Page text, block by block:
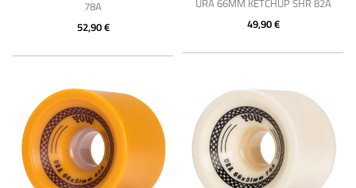
78A
52,90 €
URA 66MM KETCHUP SHR 82A
49,90 €